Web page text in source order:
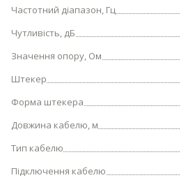
Частотний діапазон, Гц
Чутливість, дБ
Значення опору, Ом
Штекер
Форма штекера
Довжина кабелю, м
Тип кабелю
Підключення кабелю